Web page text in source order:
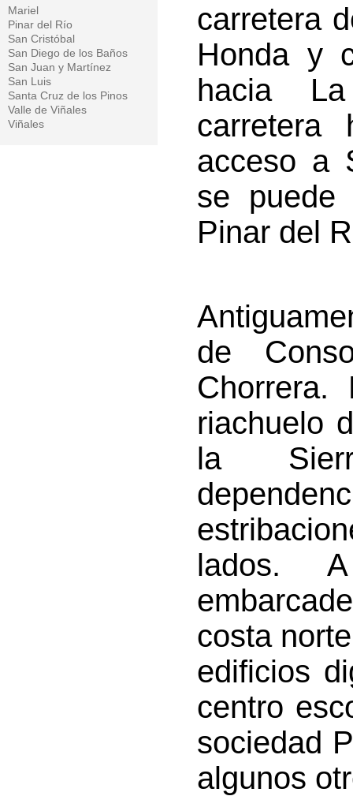
Mariel
Pinar del Río
San Cristóbal
San Diego de los Baños
San Juan y Martínez
San Luis
Santa Cruz de los Pinos
Valle de Viñales
Viñales
carretera
Honda y
hacia
acceso a
se puede
Pinar del
de
riachuelo
la
lados.
costa
edificios
centro
sociedad
algunos